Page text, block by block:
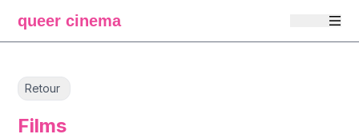
queer cinema
Retour
Films